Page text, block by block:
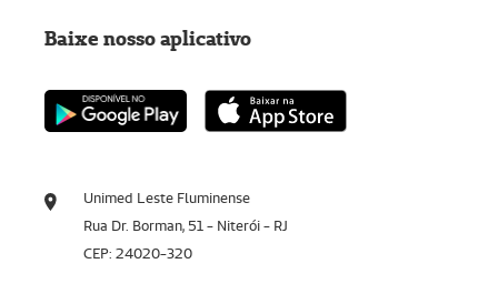
Unimed Leste Fluminense
Rua Dr. Borman, 51 - Niterói - RJ
CEP: 24020-320
Baixe nosso aplicativo